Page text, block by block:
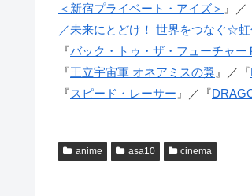
＜新宿プライベート・アイズ＞ 』／
／未来にとどけ！ 世界をつなぐ☆
『バック・トゥ・ザ・フューチャー
『王立宇宙軍 オネアミスの翼 』／『
『スピード・レーサー 』／『
anime asa10 cinema